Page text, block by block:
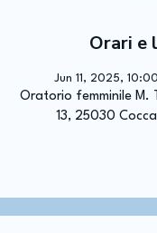
Orari e
Jun 11, 2025, 10:00
Oratorio femminile M.
13, 25030